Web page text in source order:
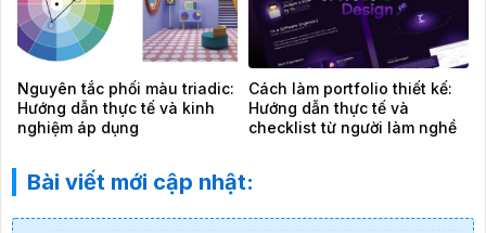
Nguyên tắc phối màu triadic:
Hướng dẫn thực tế và kinh
nghiệm áp dụng
Cách làm portfolio thiết kế:
Hướng dẫn thực tế và
checklist từ người làm nghề
Bài viết mới cập nhật: